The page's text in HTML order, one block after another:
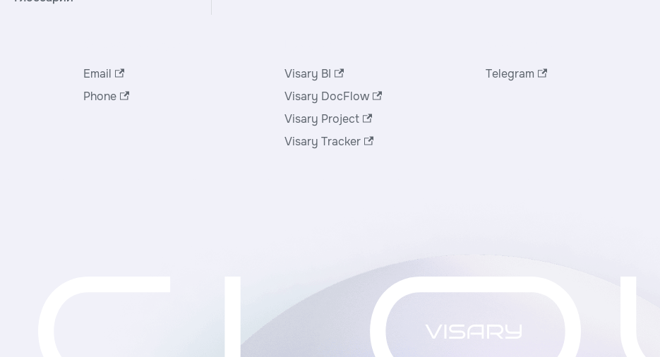
Email
Phone
Visary BI
Visary DocFlow
Visary Project
Visary Tracker
Telegram